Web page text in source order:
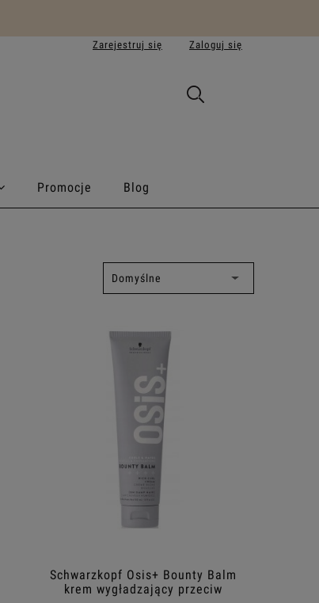
Zarejestruj się Zaloguj się
Promocje Blog
Schwarzkopf Osis+ Bounty Balm
krem wygładzający przeciw